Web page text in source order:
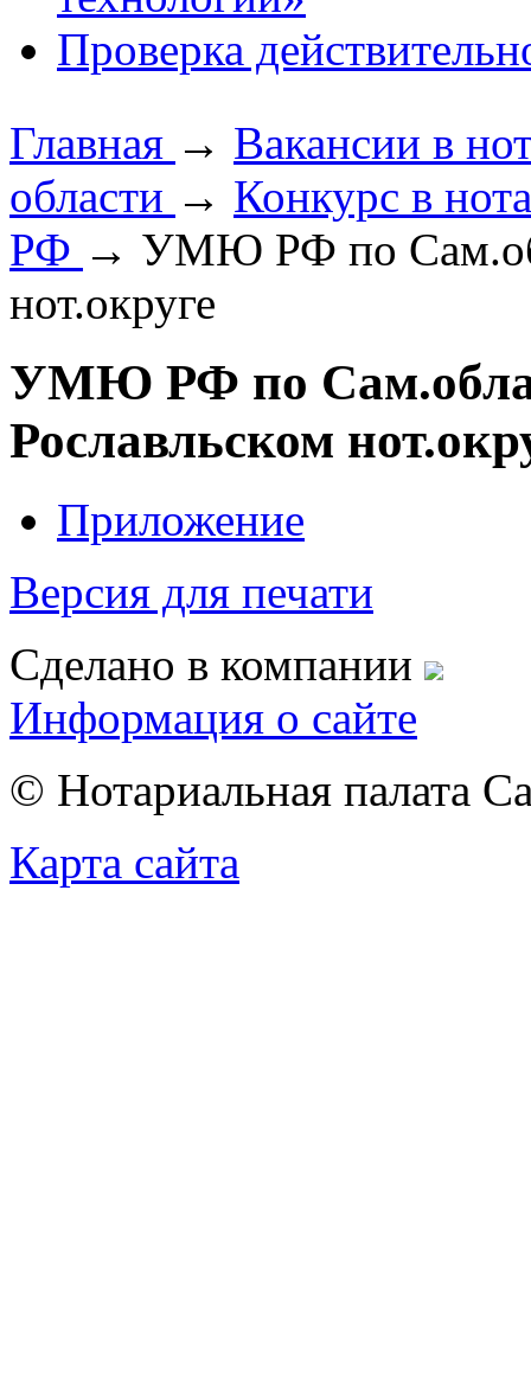
Проверка
Главная → Вакансии в
области → Конкурс в
РФ → УМЮ РФ по
нот.округе
УМЮ РФ по
Рославльском
Приложение
Версия для печати
Сделано в компании
Информация о сайте
© Нотариальная палата
Карта сайта